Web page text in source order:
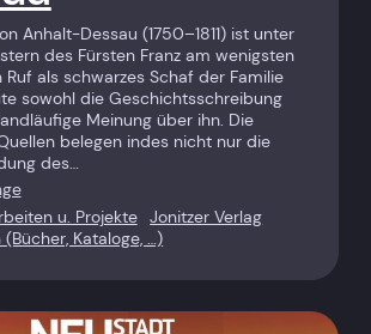
Anhalt-Dessau (1750–1811) ist unter
des Fürsten Franz am wenigsten
Ruf als schwarzes Schaf der Familie
sowohl die Geschichtsschreibung
Meinung über ihn. Die
belegen indes nicht nur die
des…
u. Projekte Jonitzer Verlag
Kataloge, …)